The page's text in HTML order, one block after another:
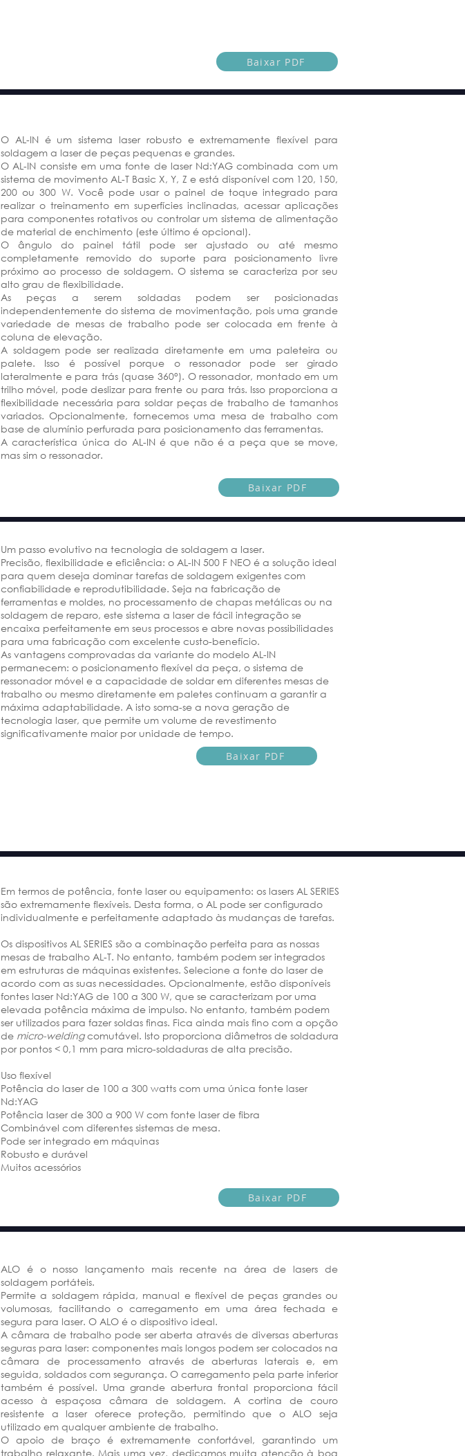
Baixar PDF
O AL-IN é um sistema laser robusto e extremamente flexível para
soldagem a laser de peças pequenas e grandes.
O AL-IN consiste em uma fonte de laser Nd:YAG combinada com um
sistema de movimento AL-T Basic X, Y, Z e está disponível com 120, 150,
200 ou 300 W. Você pode usar o painel de toque integrado para
realizar o treinamento em superfícies inclinadas, acessar aplicações
para componentes rotativos ou controlar um sistema de alimentação
de material de enchimento (este último é opcional).
O ângulo do painel tátil pode ser ajustado ou até mesmo
completamente removido do suporte para posicionamento livre
próximo ao processo de soldagem. O sistema se caracteriza por seu
alto grau de flexibilidade.
As peças a serem soldadas podem ser posicionadas
independentemente do sistema de movimentação, pois uma grande
variedade de mesas de trabalho pode ser colocada em frente à
coluna de elevação.
A soldagem pode ser realizada diretamente em uma paleteira ou
palete. Isso é possível porque o ressonador pode ser girado
lateralmente e para trás (quase 360°). O ressonador, montado em um
trilho móvel, pode deslizar para frente ou para trás. Isso proporciona a
flexibilidade necessária para soldar peças de trabalho de tamanhos
variados. Opcionalmente, fornecemos uma mesa de trabalho com
base de alumínio perfurada para posicionamento das ferramentas.
A característica única do AL-IN é que não é a peça que se move,
mas sim o ressonador.
Baixar PDF
Um passo evolutivo na tecnologia de soldagem a laser.
Precisão, flexibilidade e eficiência: o AL-IN 500 F NEO é a solução ideal
para quem deseja dominar tarefas de soldagem exigentes com
confiabilidade e reprodutibilidade. Seja na fabricação de
ferramentas e moldes, no processamento de chapas metálicas ou na
soldagem de reparo, este sistema a laser de fácil integração se
encaixa perfeitamente em seus processos e abre novas possibilidades
para uma fabricação com excelente custo-benefício.
As vantagens comprovadas da variante do modelo AL-IN
permanecem: o posicionamento flexível da peça, o sistema de
ressonador móvel e a capacidade de soldar em diferentes mesas de
trabalho ou mesmo diretamente em paletes continuam a garantir a
máxima adaptabilidade. A isto soma-se a nova geração de
tecnologia laser, que permite um volume de revestimento
significativamente maior por unidade de tempo.
Baixar PDF
Em termos de potência, fonte laser ou equipamento: os lasers AL SERIES
são extremamente flexíveis. Desta forma, o AL pode ser configurado
individualmente e perfeitamente adaptado às mudanças de tarefas.
Os dispositivos AL SERIES são a combinação perfeita para as nossas
mesas de trabalho AL-T. No entanto, também podem ser integrados
em estruturas de máquinas existentes. Selecione a fonte do laser de
acordo com as suas necessidades. Opcionalmente, estão disponíveis
fontes laser Nd:YAG de 100 a 300 W, que se caracterizam por uma
elevada potência máxima de impulso. No entanto, também podem
ser utilizados para fazer soldas finas. Fica ainda mais fino com a opção
de micro-weldingcomutável. Isto proporciona diâmetros de soldadura
por pontos < 0,1 mm para micro-soldaduras de alta precisão.
Uso flexível
Potência do laser de 100 a 300 watts com uma única fonte laser
Nd:YAG
Potência laser de 300 a 900 W com fonte laser de fibra
Combinável com diferentes sistemas de mesa.
Pode ser integrado em máquinas
Robusto e durável
Muitos acessórios
Baixar PDF
ALO é o nosso lançamento mais recente na área de lasers de
soldagem portáteis.
Permite a soldagem rápida, manual e flexível de peças grandes ou
volumosas, facilitando o carregamento em uma área fechada e
segura para laser. O ALO é o dispositivo ideal.
A câmara de trabalho pode ser aberta através de diversas aberturas
seguras para laser: componentes mais longos podem ser colocados na
câmara de processamento através de aberturas laterais e, em
seguida, soldados com segurança. O carregamento pela parte inferior
também é possível. Uma grande abertura frontal proporciona fácil
acesso à espaçosa câmara de soldagem. A cortina de couro
resistente a laser oferece proteção, permitindo que o ALO seja
utilizado em qualquer ambiente de trabalho.
O apoio de braço é extremamente confortável, garantindo um
trabalho relaxante. Mais uma vez, dedicamos muita atenção à boa